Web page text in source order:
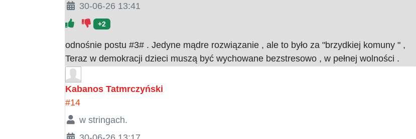
30-06-26 13:41
+2
odnośnie postu #3# . Jedyne mądre rozwiązanie , ale to było za "brzydkiej komuny " ,
Teraz w demokracji dzieci muszą być wychowane bezstresowo , w pełnej wolności .
Kabanos Tatmrczyński
#14
w stringach.